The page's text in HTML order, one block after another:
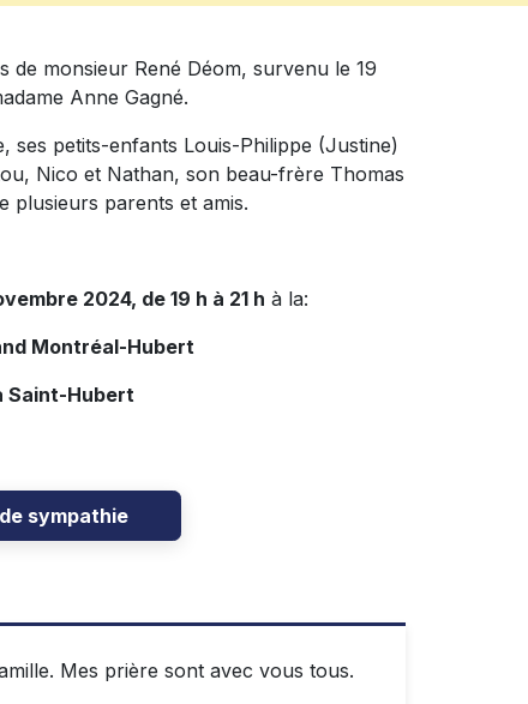
de monsieur René Déom, survenu le 19
Anne Gagné.
ses petits-enfants Louis-Philippe (Justine)
Nico et Nathan, son beau-frère Thomas
plusieurs parents et amis.
2024, de 19 h à 21 h à la:
Montréal-Hubert
Saint-Hubert
sympathie
Mes prière sont avec vous tous.